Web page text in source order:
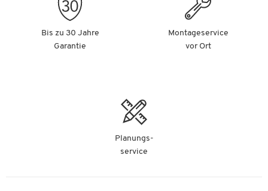
Was sagt der FEFCO-ESBO Code aus?
Der FEFCO-ESBO Code ist ein international gültiger,
erleichtert. Die ersten zwei Ziffern des Codes beschreiben
den Grundtyp des Kartons:
: Handelsübliche Rollen und Tafeln
Bis zu 30 Jahre
Garantie
Montageservice
vor Ort
Planungs-
service